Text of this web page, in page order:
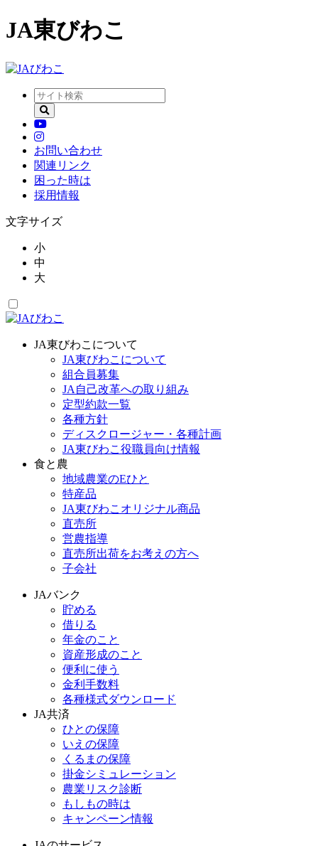
JA東びわこ
お問い合わせ
関連リンク
困った時は
採用情報
文字サイズ
小
中
大
JA東びわこについて
JA東びわこについて
組合員募集
JA自己改革への取り組み
定型約款一覧
各種方針
ディスクロージャー・各種計画
JA東びわこ役職員向け情報
食と農
地域農業のEひと
特産品
JA東びわこオリジナル商品
直売所
営農指導
直売所出荷をお考えの方へ
子会社
JAバンク
貯める
借りる
年金のこと
資産形成のこと
便利に使う
金利手数料
各種様式ダウンロード
JA共済
ひとの保障
いえの保障
くるまの保障
掛金シミュレーション
農業リスク診断
もしもの時は
キャンペーン情報